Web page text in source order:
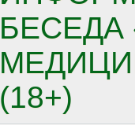
БЕСЕДА
(18+)